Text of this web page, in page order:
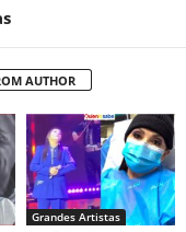
AUTHOR
Grandes Artistas